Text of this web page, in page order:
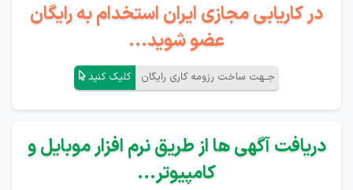
در کاریابی مجازی ایران استخدام به رایگان
عضو شوید...
جـهت ساخت رزومه کاری رایگان کلیک کنید
دریافت آگهی ها از طریق نرم افزار موبایل و
کامپیوتر...